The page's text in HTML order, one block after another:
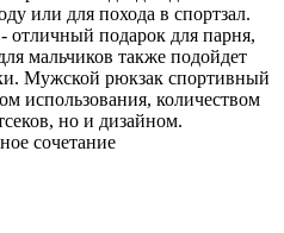
или для похода в спортзал.
подарок для парня,
мальчиков также подойдет
Мужской рюкзак спортивный
использования, количеством
но и дизайном.
сочетание